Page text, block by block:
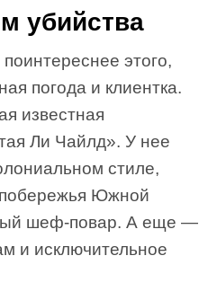
убийства
этого,
погода и клиентка.
известная
Ли Чайлд». У нее
стиле,
Южной
шеф-повар. А еще —
и исключительное